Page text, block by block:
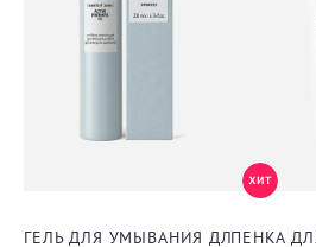
ГЕЛЬ ДЛЯ УМЫВАНИЯ ДЛЯ ЛИЦА
ПЕНКА